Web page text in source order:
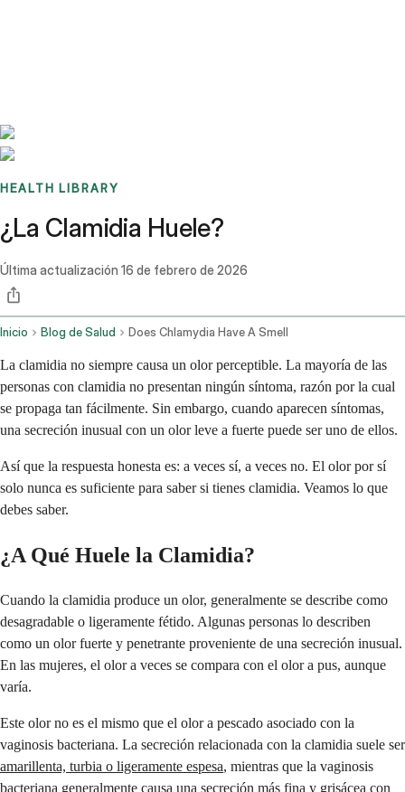
HEALTH LIBRARY
¿La Clamidia Huele?
Última actualización 16 de febrero de 2026
Inicio Blog de Salud Does Chlamydia Have A Smell
La clamidia no siempre causa un olor perceptible. La mayoría de las
personas con clamidia no presentan ningún síntoma, razón por la cual
se propaga tan fácilmente. Sin embargo, cuando aparecen síntomas,
una secreción inusual con un olor leve a fuerte puede ser uno de ellos.
Así que la respuesta honesta es: a veces sí, a veces no. El olor por sí
solo nunca es suficiente para saber si tienes clamidia. Veamos lo que
debes saber.
¿A Qué Huele la Clamidia?
Cuando la clamidia produce un olor, generalmente se describe como
desagradable o ligeramente fétido. Algunas personas lo describen
como un olor fuerte y penetrante proveniente de una secreción inusual.
En las mujeres, el olor a veces se compara con el olor a pus, aunque
varía.
Este olor no es el mismo que el olor a pescado asociado con la
vaginosis bacteriana. La secreción relacionada con la clamidia suele ser
amarillenta, turbia o ligeramente espesa, mientras que la vaginosis
bacteriana generalmente causa una secreción más fina y grisácea con